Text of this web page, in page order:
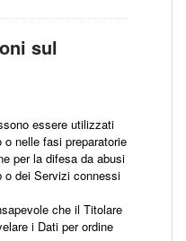
sul
essere utilizzati
nelle fasi preparatorie
per la difesa da abusi
o dei Servizi connessi
che il Titolare
i Dati per ordine